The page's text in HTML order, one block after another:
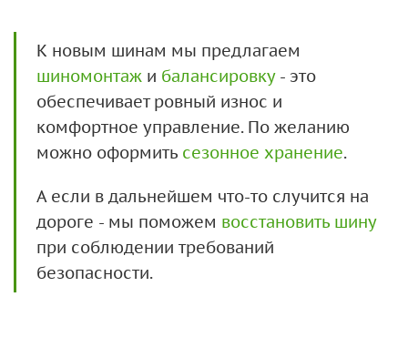
К новым шинам мы предлагаем
шиномонтаж и балансировку- это
обеспечивает ровный износ и
комфортное управление. По желанию
можно оформить сезонное хранение.
А если в дальнейшем что-то случится на
дороге - мы поможем восстановить шину
при соблюдении требований
безопасности.